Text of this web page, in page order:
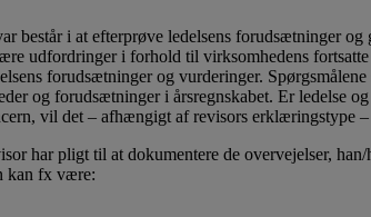
består i at efterprøve ledelsens forudsætninger
udfordringer i forhold til virksomhedens
forudsætninger og vurderinger.
og forudsætninger i årsregnskabet. Er ledelse
vil det – afhængigt af revisors erklæringstype
har pligt til at dokumentere de overvejelser,
kan fx være: